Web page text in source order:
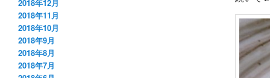
2018年12月
2018年11月
2018年10月
2018年9月
2018年8月
2018年7月